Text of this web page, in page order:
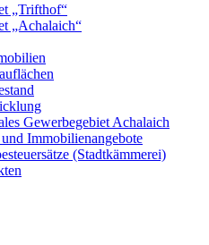
„Trifthof“
„Achalaich“
Gewerbegebiet Achalaich
Immobilienangebote
(Stadtkämmerei)